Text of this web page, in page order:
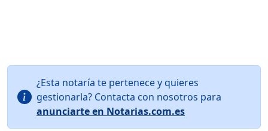
¿Esta notaría te pertenece y quieres
gestionarla? Contacta con nosotros para
anunciarte en Notarias.com.es